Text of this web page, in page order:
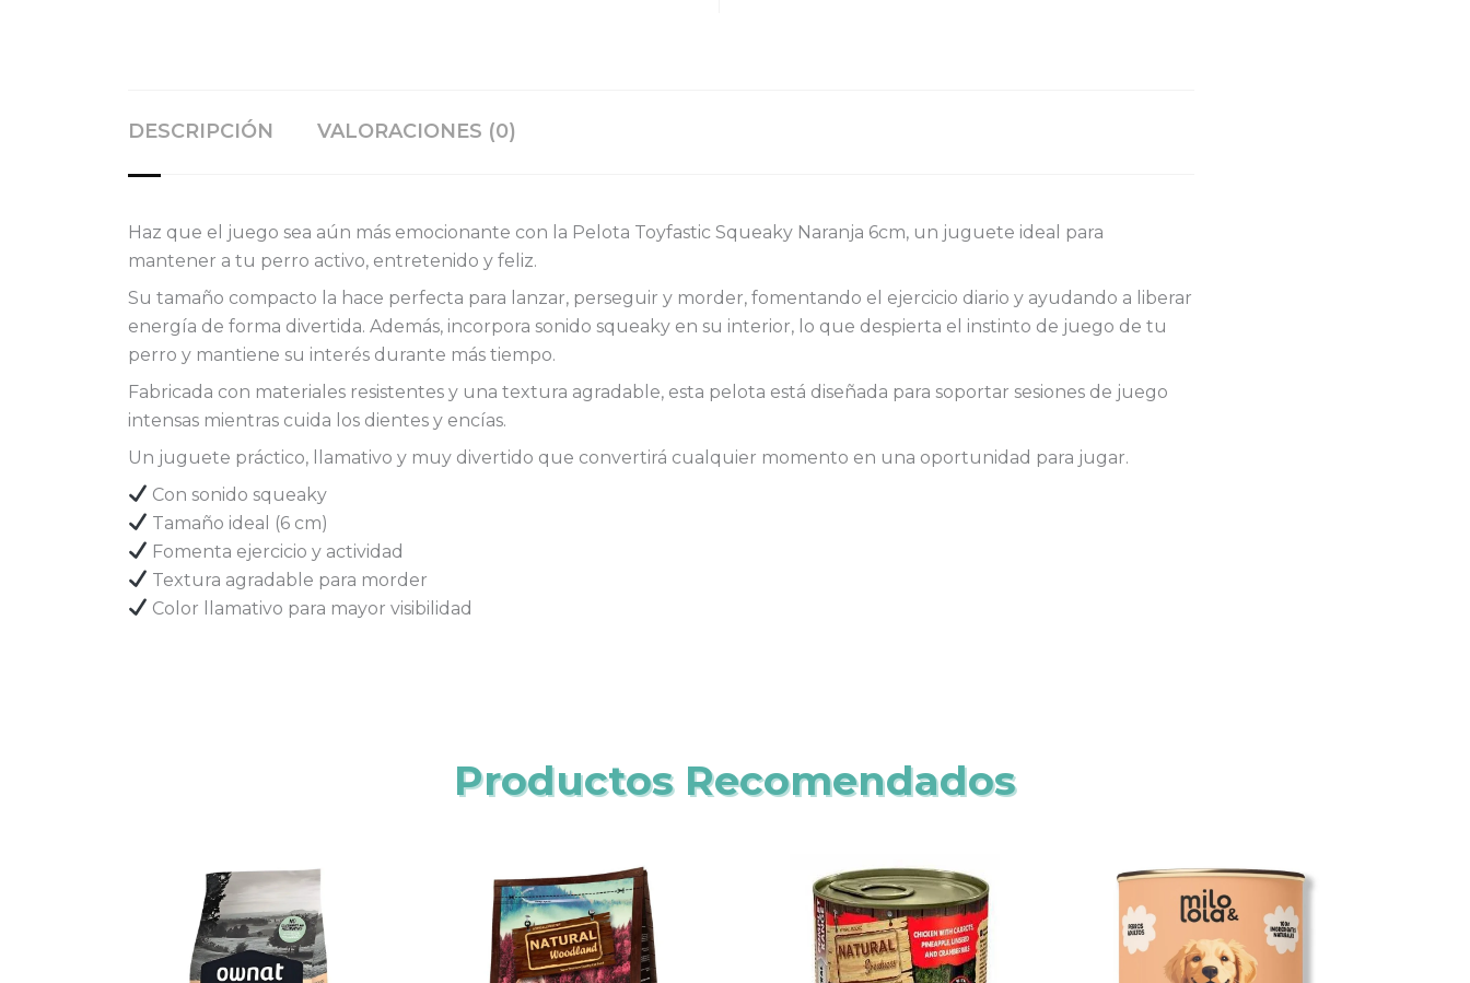
DESCRIPCIÓN VALORACIONES (0)
Haz que el juego sea aún más emocionante con la Pelota Toyfastic Squeaky Naranja 6cm, un juguete ideal para
mantener a tu perro activo, entretenido y feliz.
Su tamaño compacto la hace perfecta para lanzar, perseguir y morder, fomentando el ejercicio diario y ayudando a liberar
energía de forma divertida. Además, incorpora sonido squeaky en su interior, lo que despierta el instinto de juego de tu
perro y mantiene su interés durante más tiempo.
Fabricada con materiales resistentes y una textura agradable, esta pelota está diseñada para soportar sesiones de juego
intensas mientras cuida los dientes y encías.
Un juguete práctico, llamativo y muy divertido que convertirá cualquier momento en una oportunidad para jugar.
Con sonido squeaky
Tamaño ideal (6 cm)
Fomenta ejercicio y actividad
Textura agradable para morder
Color llamativo para mayor visibilidad
Productos Recomendados